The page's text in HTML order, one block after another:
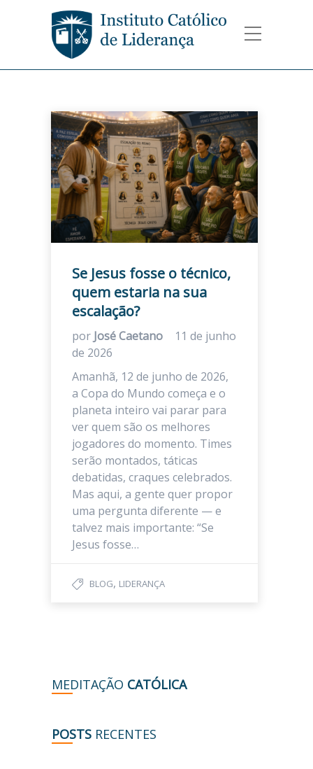
Se Jesus fosse o técnico,
quem estaria na sua
escalação?
por José Caetano
11 de junho
de 2026
Amanhã, 12 de junho de 2026,
a Copa do Mundo começa e o
planeta inteiro vai parar para
ver quem são os melhores
jogadores do momento. Times
serão montados, táticas
debatidas, craques celebrados.
Mas aqui, a gente quer propor
uma pergunta diferente — e
talvez mais importante: “Se
Jesus fosse…
BLOG, LIDERANÇA
MEDITAÇÃO CATÓLICA
POSTS RECENTES